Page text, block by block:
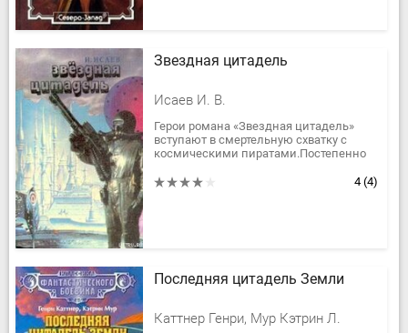
Звездная цитадель
Исаев И. В.
Герои романа «Звездная цитадель»
вступают в смертельную схватку с
космическими пиратами.Постепенно
— лишь часть плана обширной...
4 (4)
Последняя цитадель Земли
Каттнер Генри, Мур Кэтрин Л.